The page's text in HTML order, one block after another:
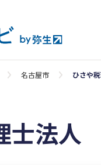
名古屋市 ひさや
士法